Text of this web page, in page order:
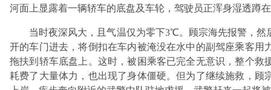
河面上显露着一辆轿车的底盘及车轮，驾驶员正浑身湿透蹲
当时夜深风大，且气温仅为零下3℃。顾宗海先报警，
开的车门进去，将倒扣在车内被淹没在水中的副驾座乘客
拖扶到轿车底盘上。这时，被困乘客已完全无意识，整个
耗费了大量体力，也出现了身体僵硬。但为了继续施救，